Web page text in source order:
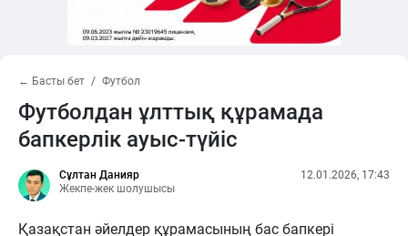
← Басты бет Футбол
Футболдан ұлттық құрамада
бапкерлік ауыс-түйіс
Сұлтан Данияр
Жекпе-жек шолушысы
12.01.2026, 17:43
Қазақстан әйелдер құрамасының бас бапкері